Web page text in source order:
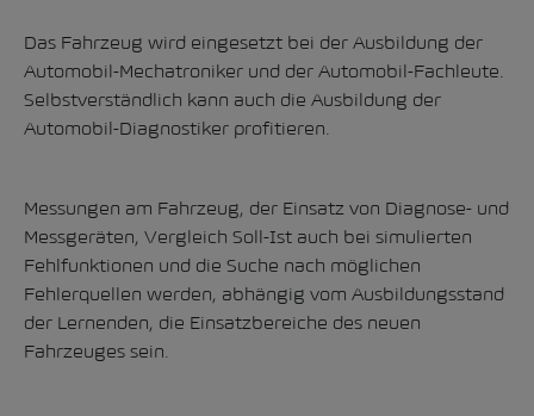
Das Fahrzeug wird eingesetzt bei der Ausbildung der
Automobil-Mechatroniker und der Automobil-Fachleute.
Selbstverständlich kann auch die Ausbildung der
Automobil-Diagnostiker profitieren.
Messungen am Fahrzeug, der Einsatz von Diagnose- und
Messgeräten, Vergleich Soll-Ist auch bei simulierten
Fehlfunktionen und die Suche nach möglichen
Fehlerquellen werden, abhängig vom Ausbildungsstand
der Lernenden, die Einsatzbereiche des neuen
Fahrzeuges sein.